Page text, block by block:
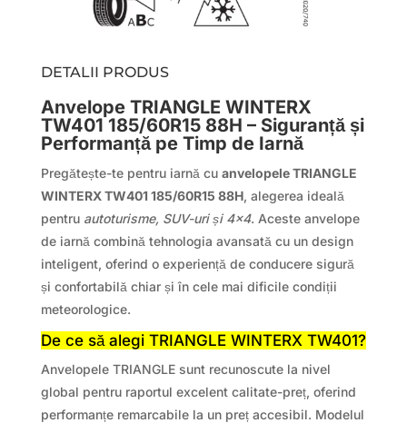
DETALII PRODUS
Anvelope TRIANGLE WINTERX
TW401 185/60R15 88H – Siguranță și
Performanță pe Timp de Iarnă
Pregătește-te pentru iarnă cu anvelopele TRIANGLE
WINTERX TW401 185/60R15 88H, alegerea ideală
pentru autoturisme, SUV-uri și 4×4. Aceste anvelope
de iarnă combină tehnologia avansată cu un design
inteligent, oferind o experiență de conducere sigură
și confortabilă chiar și în cele mai dificile condiții
meteorologice.
De ce să alegi TRIANGLE WINTERX TW401?
Anvelopele TRIANGLE sunt recunoscute la nivel
global pentru raportul excelent calitate-preț, oferind
performanțe remarcabile la un preț accesibil. Modelul